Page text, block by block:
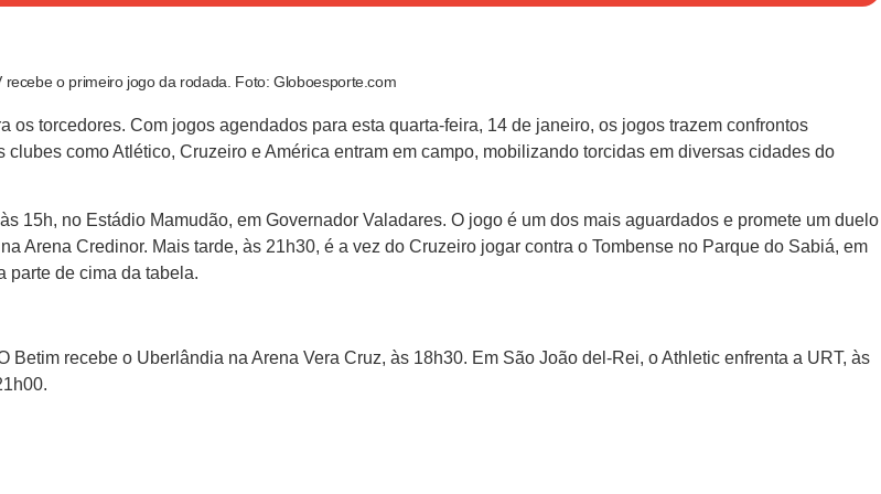
recebe o primeiro jogo da rodada. Foto: Globoesporte.com
torcedores. Com jogos agendados para esta quarta-feira, 14 de janeiro, os jogos trazem confrontos
como Atlético, Cruzeiro e América entram em campo, mobilizando torcidas em diversas cidades do
15h, no Estádio Mamudão, em Governador Valadares. O jogo é um dos mais aguardados e promete um duelo
Arena Credinor. Mais tarde, às 21h30, é a vez do Cruzeiro jogar contra o Tombense no Parque do Sabiá, em
parte de cima da tabela.
recebe o Uberlândia na Arena Vera Cruz, às 18h30. Em São João del-Rei, o Athletic enfrenta a URT, às